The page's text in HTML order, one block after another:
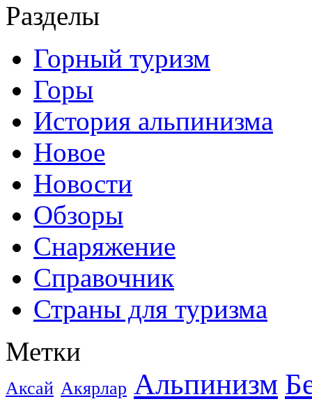
Разделы
Горный туризм
Горы
История альпинизма
Новое
Новости
Обзоры
Снаряжение
Справочник
Страны для туризма
Метки
Аксай Акярлар Альпинизм